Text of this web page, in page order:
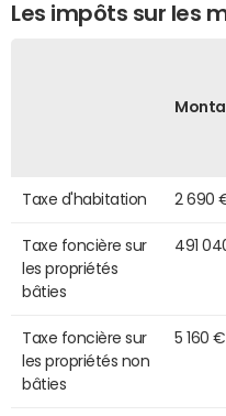
Les impôts sur les
Taxe d'habitation 2 690
Taxe foncière sur
les propriétés
bâties
491
Taxe foncière sur
les propriétés non
bâties
5 160 €